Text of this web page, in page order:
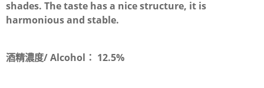
shades. The taste has a nice structure, it is
harmonious and stable.
酒精濃度/ Alcohol： 12.5%